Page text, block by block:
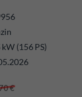
kW (156 PS)
€